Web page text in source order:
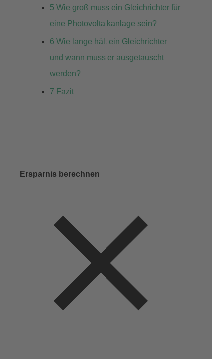
5 Wie groß muss ein Gleichrichter für
eine Photovoltaikanlage sein?
6 Wie lange hält ein Gleichrichter
und wann muss er ausgetauscht
werden?
7 Fazit
Ersparnis berechnen